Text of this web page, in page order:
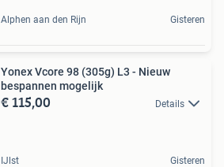
Alphen aan den Rijn Gisteren
Yonex Vcore 98 (305g) L3 - Nieuw
bespannen mogelijk
€ 115,00 Details
IJlst Gisteren